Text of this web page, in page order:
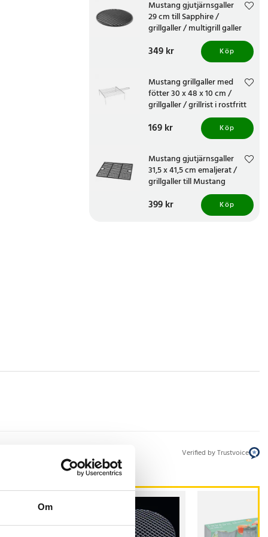
Om
Mustang gjutjärnsgaller
29 cm till Sapphire /
grillgaller / multigrill galler
Pris:349 kr
349 kr Köp
Mustang grillgaller med
fötter 30 x 48 x 10 cm /
grillgaller / grillrist i rostfritt
Pris :169 kr
169 kr Köp
Mustang gjutjärnsgaller
31,5 x 41,5 cm emaljerat /
grillgaller till Mustang
Pris:399 kr
399 kr Köp
Verified by Trustvoice